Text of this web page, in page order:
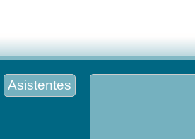
Asistentes